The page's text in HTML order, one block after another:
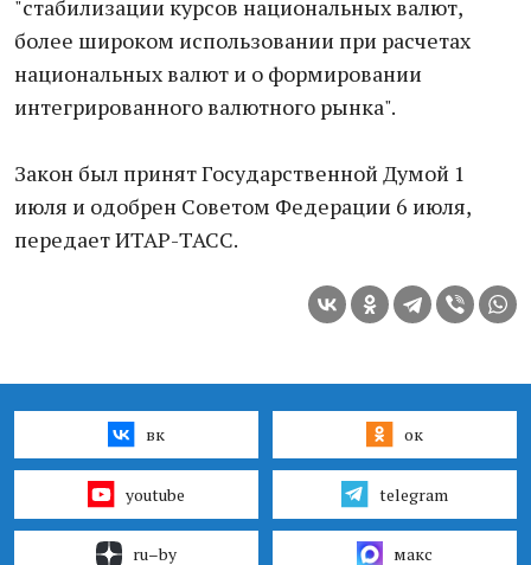
"стабилизации курсов национальных валют,
более широком использовании при расчетах
национальных валют и о формировании
интегрированного валютного рынка".
Закон был принят Государственной Думой 1
июля и одобрен Советом Федерации 6 июля,
передает ИТАР-ТАСС.
вк ок
youtube telegram
ru–by макс